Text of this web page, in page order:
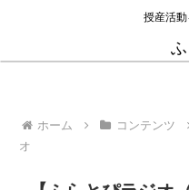
授産活
ホーム コンテンツ
オ